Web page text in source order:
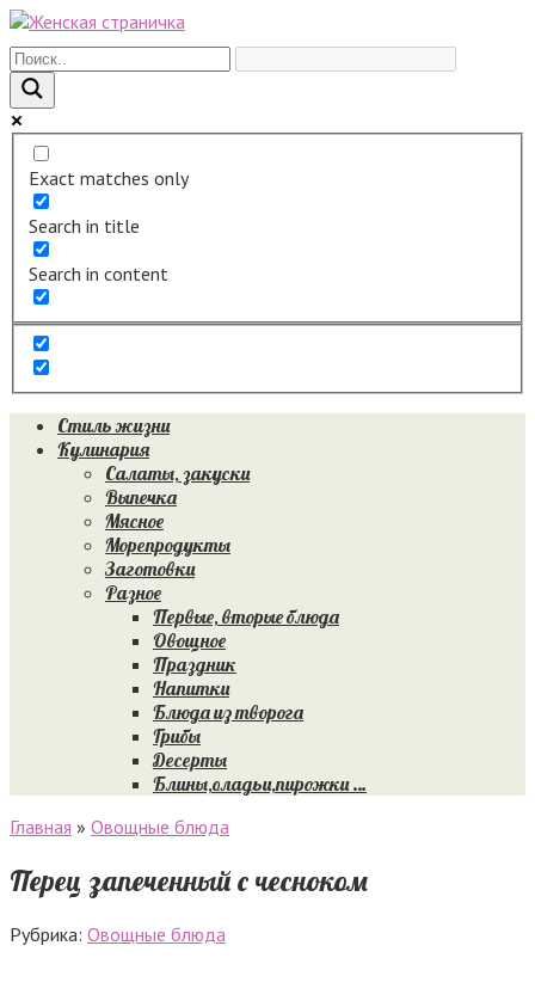
Перейти
к
контенту
Exact matches only
Search in title
Search in content
Стиль жизни
Кулинария
Салаты, закуски
Выпечка
Мясное
Морепродукты
Заготовки
Разное
Первые, вторые блюда
Овощное
Праздник
Напитки
Блюда из творога
Грибы
Десерты
Блины,оладьи,пирожки …
Главная » Овощные блюда
Перец запеченный с чесноком
Рубрика: Овощные блюда